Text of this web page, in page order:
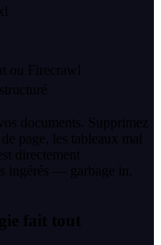
ou Firecrawl
documents. Supprimez
page, les tableaux mal
directement
ingérés — garbage in,
fait tout